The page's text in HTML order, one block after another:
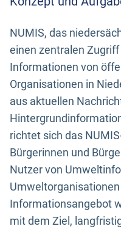
NUMIS, das
einen zentralen
Informationen von
Organisationen in
aus aktuellen
richtet sich das
Bürgerinnen und
Nutzer von
Informationsangebot
mit dem Ziel,